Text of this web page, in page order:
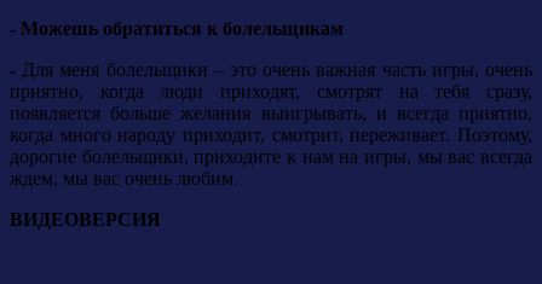
- Можешь обратиться к болельщикам
- Для меня болельщики – это очень важная часть игры, очень
приятно, когда люди приходят, смотрят на тебя сразу,
появляется больше желания выигрывать, и всегда приятно,
когда много народу приходит, смотрит, переживает. Поэтому,
дорогие болельщики, приходите к нам на игры, мы вас всегда
ждем, мы вас очень любим.
ВИДЕОВЕРСИЯ